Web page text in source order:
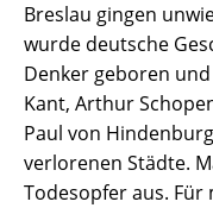
Breslau gingen
wurde deutsche
Denker geboren
Kant, Arthur
Paul von
verlorenen Städte.
Todesopfer aus. Für